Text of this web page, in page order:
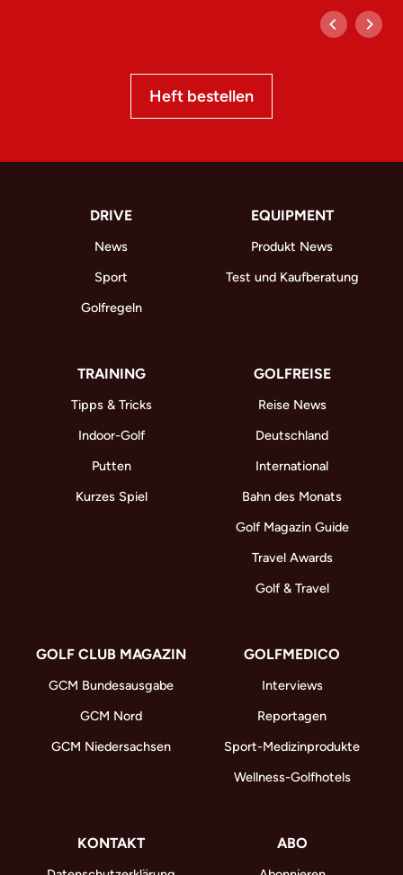
Heft bestellen
DRIVE
News
Sport
Golfregeln
EQUIPMENT
Produkt News
Test und Kaufberatung
TRAINING
Tipps & Tricks
Indoor-Golf
Putten
Kurzes Spiel
GOLFREISE
Reise News
Deutschland
International
Bahn des Monats
Golf Magazin Guide
Travel Awards
Golf & Travel
GOLF CLUB MAGAZIN
GCM Bundesausgabe
GCM Nord
GCM Niedersachsen
GOLFMEDICO
Interviews
Reportagen
Sport-Medizinprodukte
Wellness-Golfhotels
KONTAKT ABO